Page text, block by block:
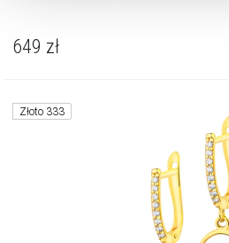
649 zł
Złoto 333